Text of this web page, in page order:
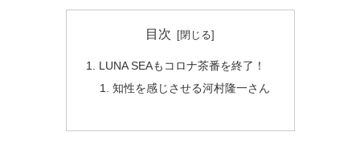
目次
LUNA SEAもコロナ茶番を終了！
知性を感じさせる河村隆一さん